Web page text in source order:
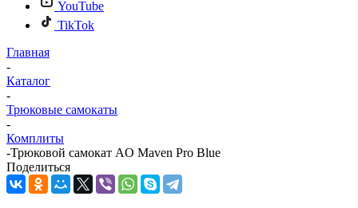
YouTube
TikTok
Главная
-
Каталог
-
Трюковые самокаты
-
Комплиты
-Трюковой самокат AO Maven Pro Blue
Поделиться